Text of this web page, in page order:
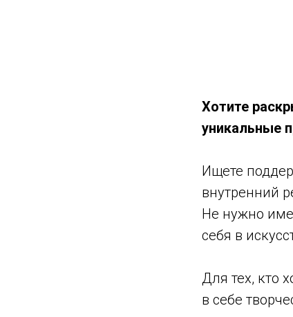
Хотите
уникальные
Ищете
внутренний
Не нужно
себя в
Для тех, кто
в себе